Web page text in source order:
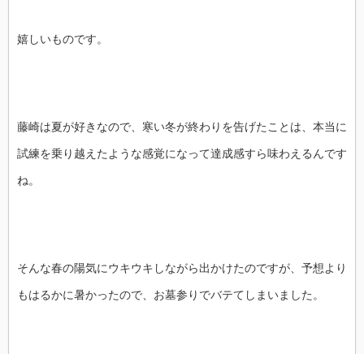
嬉しいものです。
藤崎は夏が好きなので、寒い冬が終わりを告げたことは、本当に
試練を乗り越えたような感覚になって達成感すら味わえるんです
ね。
そんな春の陽気にウキウキしながら出かけたのですが、予想より
もはるかに暑かったので、お墓参りでバテてしまいました。